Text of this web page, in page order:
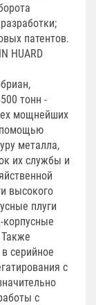
патентов.
HUARD
тонн -
мощнейших
помощью
металла,
их службы и
высокого
плуги
корпусные
Также
серийное
с
с